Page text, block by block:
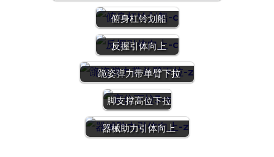
俯身杠铃划船
反握引体向上
跪姿弹力带单臂下拉
脚支撑高位下拉
器械助力引体向上